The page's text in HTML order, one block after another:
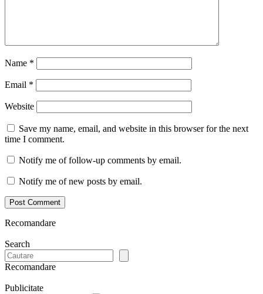
Name *
Email *
Website
Save my name, email, and website in this browser for the next
time I comment.
Notify me of follow-up comments by email.
Notify me of new posts by email.
Recomandare
Search
Recomandare
Publicitate